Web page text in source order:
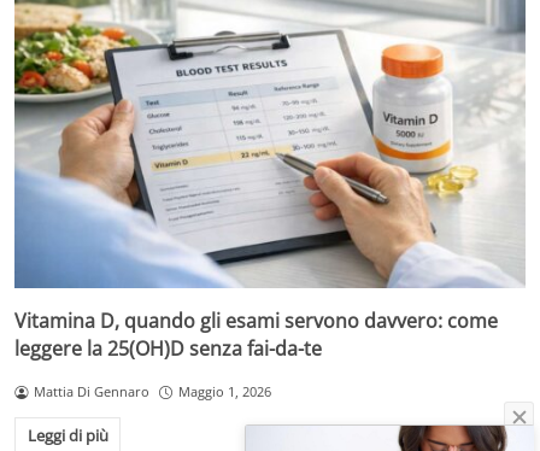
Vitamina D, quando gli esami servono davvero: come
leggere la 25(OH)D senza fai-da-te
Mattia Di Gennaro Maggio 1, 2026
Leggi di più